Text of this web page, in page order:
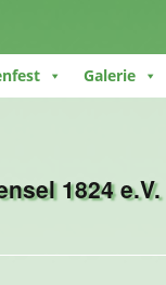
Galerie
1824 e.V.